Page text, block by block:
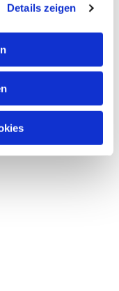
Details zeigen
auch